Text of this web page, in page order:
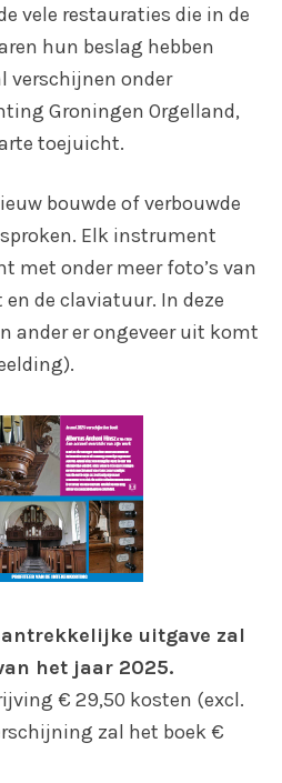
vele restauraties die in de
hun beslag hebben
verschijnen onder
Groningen Orgelland,
toejuicht.
bouwde of verbouwde
Elk instrument
met onder meer foto’s van
de claviatuur. In deze
ander er ongeveer uit komt
uitgave zal
het jaar 2025.
€ 29,50 kosten (excl.
zal het boek €